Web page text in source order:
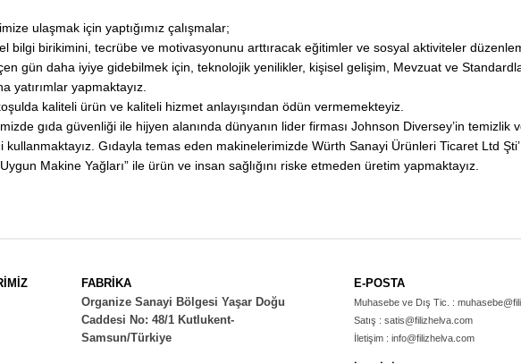
ulaşmak için yaptığımız çalışmalar;
bilgi birikimini, tecrübe ve motivasyonunu arttıracak eğitimler ve sosyal aktiviteler
gün daha iyiye gidebilmek için, teknolojik yenilikler, kişisel gelişim, Mevzuat ve
yatırımlar yapmaktayız.
kaliteli ürün ve kaliteli hizmet anlayışından ödün vermemekteyiz.
gıda güvenliği ile hijyen alanında dünyanın lider firması Johnson Diversey’in temizlik
kullanmaktayız. Gıdayla temas eden makinelerimizde Würth Sanayi Ürünleri Ticaret Ltd
Makine Yağları” ile ürün ve insan sağlığını riske etmeden üretim yapmaktayız.
FABRİKA
Organize Sanayi Bölgesi Yaşar Doğu
Caddesi No: 48/1 Kutlukent-
Samsun/Türkiye
E-POSTA
Muhasebe ve Dış Tic. :
Satış : satis@filizhelva.com
İletişim : info@filizhelva.com